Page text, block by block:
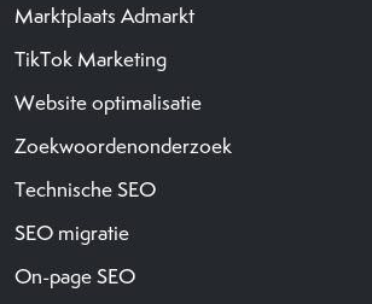
Marktplaats Admarkt
TikTok Marketing
Website optimalisatie
Zoekwoordenonderzoek
Technische SEO
SEO migratie
On-page SEO